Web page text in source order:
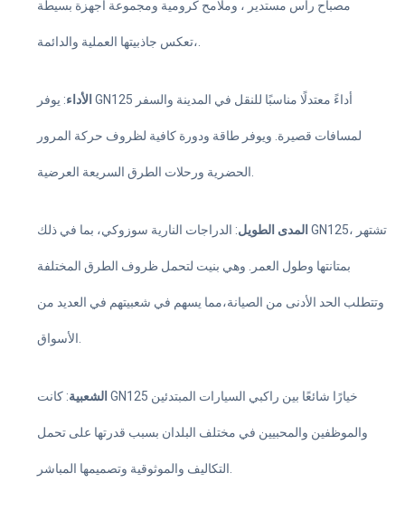
مصباح رأس مستدير ، وملامح كرومية ومجموعة أجهزة بسيطة
الأداء: يوفر GN125 أداءً معتدلًا مناسبًا للنقل في المدينة والسفر
لمسافات قصيرة. ويوفر طاقة ودورة كافية لظروف حركة المرور
المدى الطويل: الدراجات النارية سوزوكي، بما في ذلك GN125، تشتهر
بمتانتها وطول العمر. وهي بنيت لتحمل ظروف الطرق المختلفة
وتتطلب الحد الأدنى من الصيانة،مما يسهم في شعبيتهم في العديد من
الشعبية: كانت GN125 خيارًا شائعًا بين راكبي السيارات المبتدئين
والموظفين والمحبيين في مختلف البلدان بسبب قدرتها على تحمل